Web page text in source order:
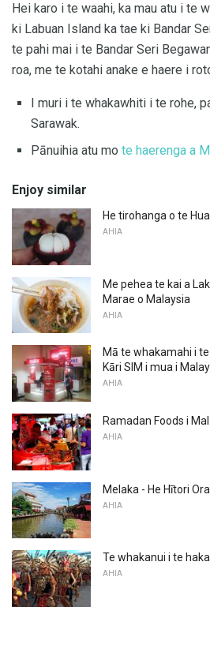
Hei karo i te waahi, ka mau atu i te
ki Labuan Island ka tae ki Bandar
te pahi mai i te Bandar Seri
roa, me te kotahi anake e haere i
I muri i te whakawhiti i te rohe,
Sarawak.
Pānuihia atu mo te haerenga a
Enjoy similar
He tirohanga o te
AHIA
Me pehea te kai a
Marae o Malaysia
AHIA
Mā te whakamahi i
Kāri SIM i mua i
AHIA
Ramadan Foods i
AHIA
Melaka - He Hītori Ora
AHIA
Te whakanui i te
AHIA